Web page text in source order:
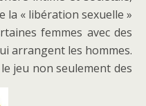
la « libération sexuelle »
femmes avec des
arrangent les hommes.
jeu non seulement des